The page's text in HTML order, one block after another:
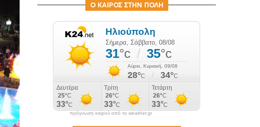
Ο ΚΑΙΡΟΣ ΣΤΗΝ ΠΟΛΗ
πρόγνωση καιρού από το weather.gr